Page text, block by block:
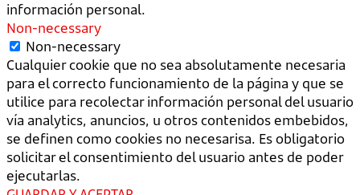
información personal.
Non-necessary
Non-necessary
Cualquier cookie que no sea absolutamente necesaria
para el correcto funcionamiento de la página y que se
utilice para recolectar información personal del usuario
vía analytics, anuncios, u otros contenidos embebidos,
se definen como cookies no necesarisa. Es obligatorio
solicitar el consentimiento del usuario antes de poder
ejecutarlas.